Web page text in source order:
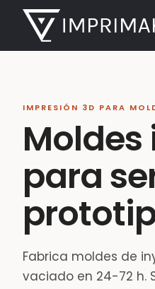
IMPRESIÓN 3D PARA
Moldes
para
Fabrica moldes de
vaciado en 24-72 h.